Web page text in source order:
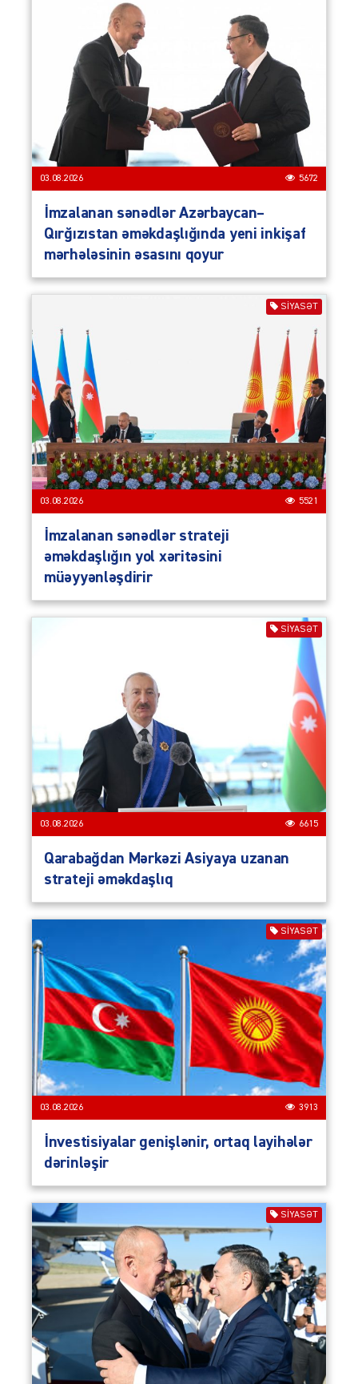
03.08.2026 5672
İmzalanan sənədlər Azərbaycan–
Qırğızıstan əməkdaşlığında yeni inkişaf
mərhələsinin əsasını qoyur
SIYASƏT
03.08.2026 5521
İmzalanan sənədlər strateji
əməkdaşlığın yol xəritəsini
müəyyənləşdirir
SIYASƏT
03.08.2026 6615
Qarabağdan Mərkəzi Asiyaya uzanan
strateji əməkdaşlıq
SIYASƏT
03.08.2026 3913
İnvestisiyalar genişlənir, ortaq layihələr
dərinləşir
SIYASƏT